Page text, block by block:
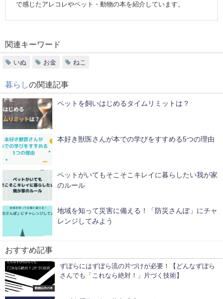
で感じたアレコレやペット・動物の本を紹介しています。
関連キーワード
いぬ お金 ねこ
暮らしの関連記事
ペットを飼いはじめるタイムリミットは？
本好き獣医さんが本での学びをすすめる5つの理由
ペットがいてもそこそこキレイに暮らしたい我が家
のルール
地域を知って災害に備える！「防災さんぽ」にチャ
レンジしてみよう
おすすめ記事
動物以外の本
ずぼらにはずぼら流の片づけが必要！【どんなずぼら
さんでも「これなら絶対！」片づく技術】